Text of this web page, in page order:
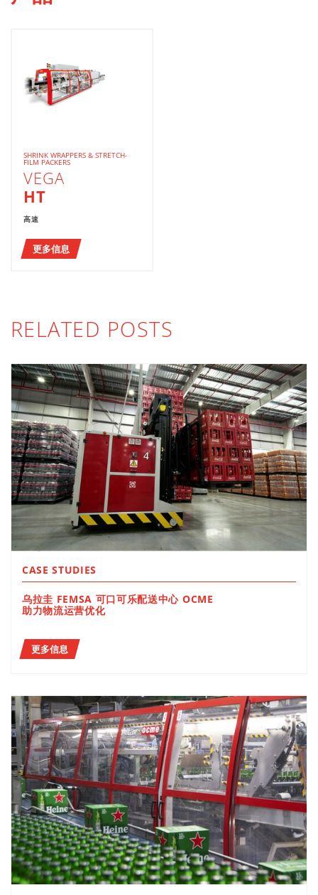
SHRINK WRAPPERS & STRETCH-
FILM PACKERS
VEGA
HT
高速
更多信息
RELATED POSTS
CASE STUDIES
乌拉圭 FEMSA 可口可乐配送中心 OCME
助力物流运营优化
更多信息